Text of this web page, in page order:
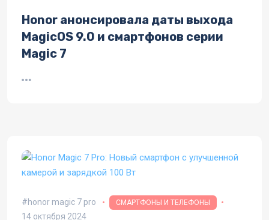
Honor анонсировала даты выхода
MagicOS 9.0 и смартфонов серии
Magic 7
honor magic 7 pro СМАРТФОНЫ И ТЕЛЕФОНЫ
14 октября 2024